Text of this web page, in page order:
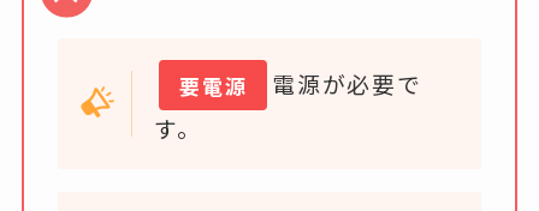
要電源
電源が必要で
す。